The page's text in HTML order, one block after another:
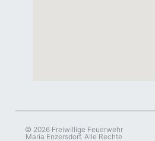
© 2026 Freiwillige Feuerwehr
Maria Enzersdorf. Alle Rechte